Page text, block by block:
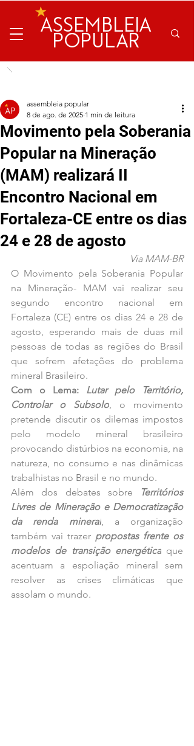
ASSEMBLEIA
POPULAR
Movimento pela Soberania
Popular na Mineração
(MAM) realizará II
Encontro Nacional em
Fortaleza-CE entre os dias
24 e 28 de agosto
assembleia popular
8 de ago. de 2025 1 min de leitura
Via MAM-BR
O Movimento pela Soberania Popular
na Mineração- MAM vai realizar seu
segundo encontro nacional em
Fortaleza (CE) entre os dias 24 e 28 de
agosto, esperando mais de duas mil
pessoas de todas as regiões do Brasil
que sofrem afetações do problema
mineral Brasileiro.
Com o Lema: Lutar pelo Território,
Controlar o Subsolo, o movimento
pretende discutir os dilemas impostos
pelo modelo mineral brasileiro
provocando distúrbios na economia, na
natureza, no consumo e nas dinâmicas
trabalhistas no Brasil e no mundo.
Além dos debates sobre
Territórios
Livres de Mineração e Democratização
da renda mineral, a organização
também vai trazer propostas frente os
modelos de transição energética que
acentuam a espoliação mineral sem
resolver as crises climáticas que
assolam o mundo.